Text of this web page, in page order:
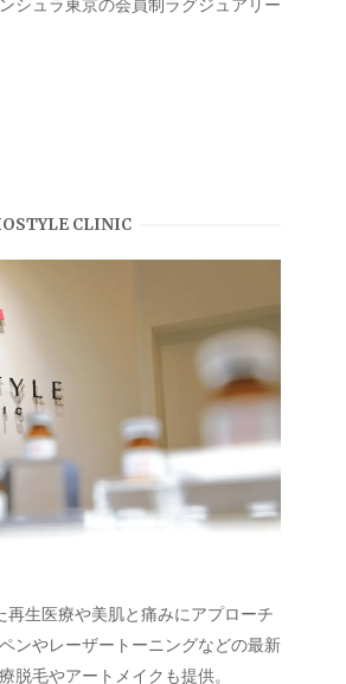
シュラ東京の会員制ラグジュアリー
CLINIC
生医療や美肌と痛みにアプローチ
ンやレーザートーニングなどの最新
脱毛やアートメイクも提供。